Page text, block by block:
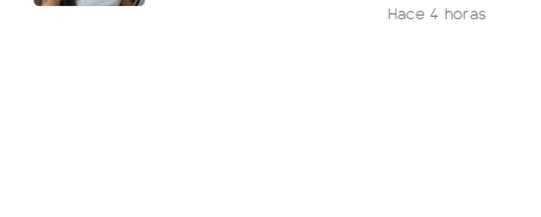
Hace 4 horas